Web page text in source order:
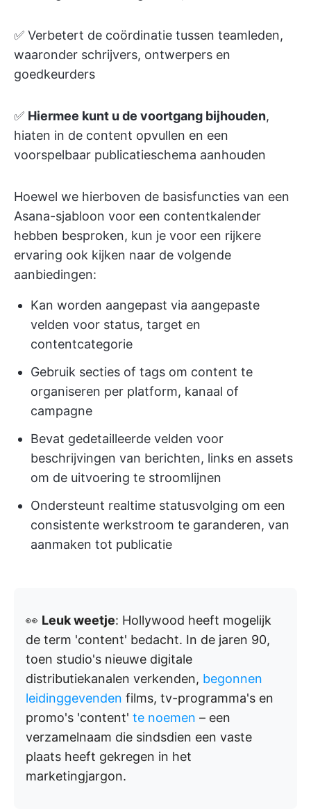
✅ Verbetert de coördinatie tussen teamleden,
waaronder schrijvers, ontwerpers en
goedkeurders
✅ Hiermee kunt u de voortgang bijhouden,
hiaten in de content opvullen en een
voorspelbaar publicatieschema aanhouden
Hoewel we hierboven de basisfuncties van een
Asana-sjabloon voor een contentkalender
hebben besproken, kun je voor een rijkere
ervaring ook kijken naar de volgende
aanbiedingen:
Kan worden aangepast via aangepaste
velden voor status, target en
contentcategorie
Gebruik secties of tags om content te
organiseren per platform, kanaal of
campagne
Bevat gedetailleerde velden voor
beschrijvingen van berichten, links en assets
om de uitvoering te stroomlijnen
Ondersteunt realtime statusvolging om een
consistente werkstroom te garanderen, van
aanmaken tot publicatie
👀 Leuk weetje: Hollywood heeft mogelijk
de term 'content' bedacht. In de jaren 90,
toen studio's nieuwe digitale
distributiekanalen verkenden, begonnen
leidinggevenden films, tv-programma's en
promo's 'content' te noemen – een
verzamelnaam die sindsdien een vaste
plaats heeft gekregen in het
marketingjargon.